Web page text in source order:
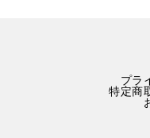
プラ
特定商